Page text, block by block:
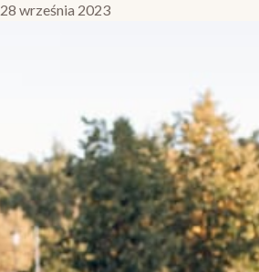
28 września 2023